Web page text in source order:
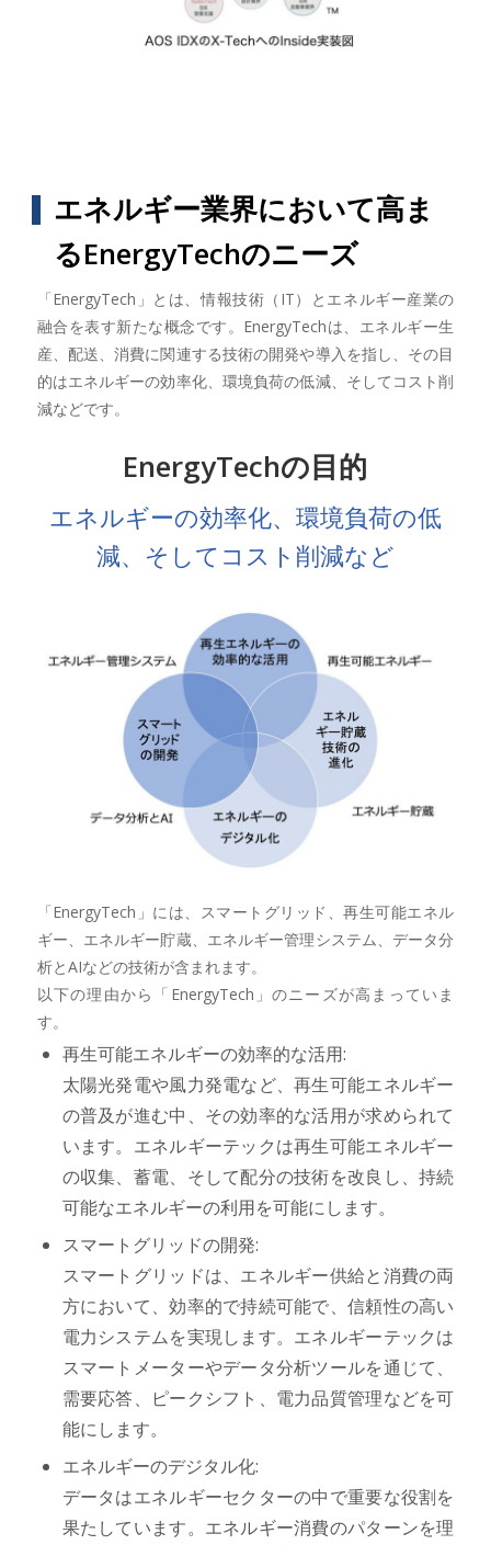
エネルギー業界において高ま
るEnergyTechのニーズ
「EnergyTech」とは、情報技術（IT）とエネルギー産業の
融合を表す新たな概念です。EnergyTechは、エネルギー生
産、配送、消費に関連する技術の開発や導入を指し、その目
的はエネルギーの効率化、環境負荷の低減、そしてコスト削
減などです。
EnergyTechの目的
エネルギーの効率化、環境負荷の低
減、そしてコスト削減など
「EnergyTech」には、スマートグリッド、再生可能エネル
ギー、エネルギー貯蔵、エネルギー管理システム、データ分
析とAIなどの技術が含まれます。
以下の理由から「EnergyTech」のニーズが高まっていま
す。
再生可能エネルギーの効率的な活用:
太陽光発電や風力発電など、再生可能エネルギー
の普及が進む中、その効率的な活用が求められて
います。エネルギーテックは再生可能エネルギー
の収集、蓄電、そして配分の技術を改良し、持続
可能なエネルギーの利用を可能にします。
スマートグリッドの開発:
スマートグリッドは、エネルギー供給と消費の両
方において、効率的で持続可能で、信頼性の高い
電力システムを実現します。エネルギーテックは
スマートメーターやデータ分析ツールを通じて、
需要応答、ピークシフト、電力品質管理などを可
能にします。
エネルギーのデジタル化:
データはエネルギーセクターの中で重要な役割を
果たしています。エネルギー消費のパターンを理